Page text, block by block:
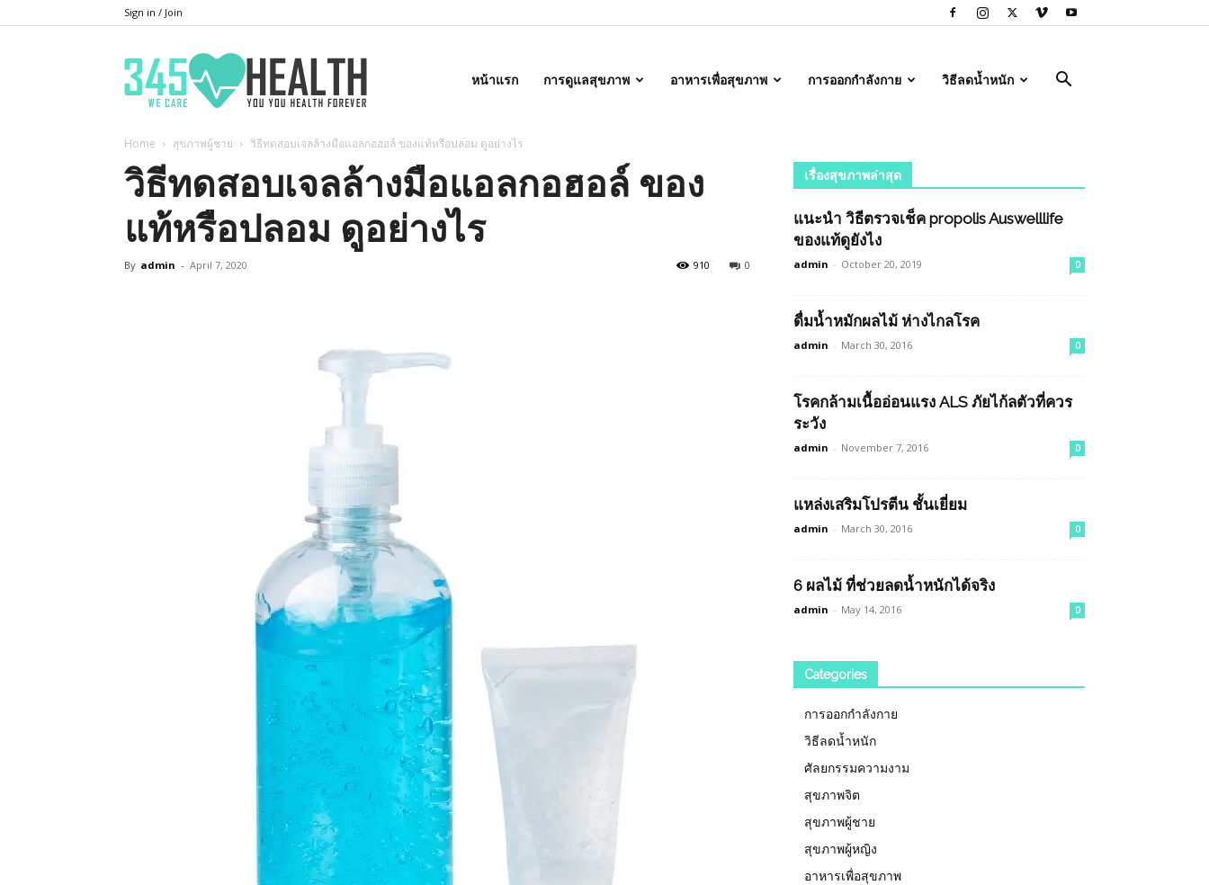
Sign in / Join
หน้าแรก การดูแลสุขภาพ อาหารเพื่อสุขภาพ การออกกำลังกาย วิธีลดน้ำหนัก
Home สุขภาพผู้ชาย วิธีทดสอบเจลล้างมือแอลกอฮอล์ ของแท้หรือปลอม ดูอย่างไร
วิธีทดสอบเจลล้างมือแอลกอฮอล์ ของ
แท้หรือปลอม ดูอย่างไร
By admin - April 7, 2020 0
910
เรื่องสุขภาพล่าสุด
แนะนำ วิธีตรวจเช็ค propolis Auswelllife
ของแท้ดูยังไง
admin - October 20, 2019 0
ดื่มน้ำหมักผลไม้ ห่างไกลโรค
admin - March 30, 2016 0
โรคกล้ามเนื้ออ่อนแรง ALS ภัยไก้ลตัวที่ควร
ระวัง
admin - November 7, 2016 0
แหล่งเสริมโปรตีน ชั้นเยี่ยม
admin - March 30, 2016 0
6 ผลไม้ ที่ช่วยลดน้ำหนักได้จริง
admin - May 14, 2016 0
Categories
การออกกำลังกาย
วิธีลดน้ำหนัก
ศัลยกรรมความงาม
สุขภาพจิต
สุขภาพผู้ชาย
สุขภาพผู้หญิง
อาหารเพื่อสุขภาพ